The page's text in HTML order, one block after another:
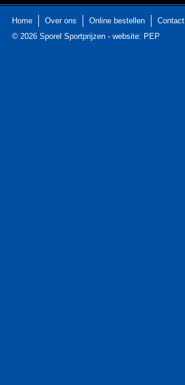
Home Over ons Online bestellen
Contact
© 2026 Sporel Sportprijzen - website: PEP